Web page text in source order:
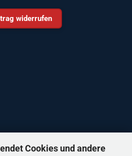
Cookies und andere
widerrufen